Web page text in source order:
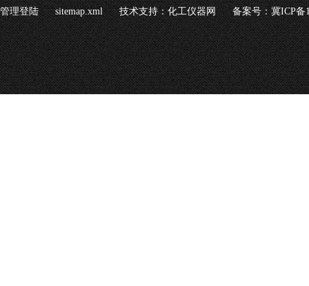
管理登陆 sitemap.xml 技术支持：化工仪器网 备案号：冀ICP备